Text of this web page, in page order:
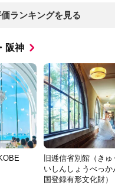
ランキングを見る
阪神
旧逓信省別館（きゅ
いしんしょうべっ
国登録有形文化財）